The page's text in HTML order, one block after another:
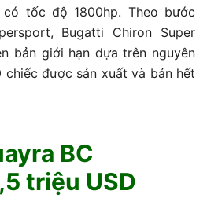
có tốc độ 1800hp. Theo bước
Bugatti Chiron Super
bản giới hạn dựa trên nguyên
được sản xuất và bán hết
BC
triệu USD